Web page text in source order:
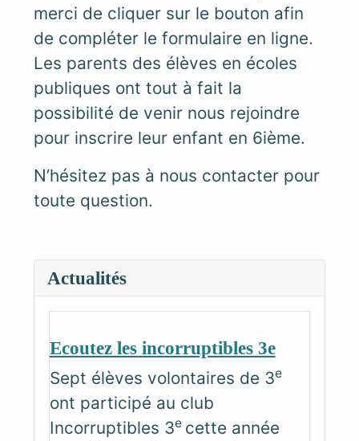
merci de cliquer sur le bouton afin
de compléter le formulaire en ligne.
Les parents des élèves en écoles
publiques ont tout à fait la
possibilité de venir nous rejoindre
pour inscrire leur enfant en 6ième.
N’hésitez pas à nous contacter pour
toute question.
Actualités
Ecoutez les incorruptibles 3e
Sept élèves volontaires de 3e
ont participé au club
Incorruptibles 3e cette année